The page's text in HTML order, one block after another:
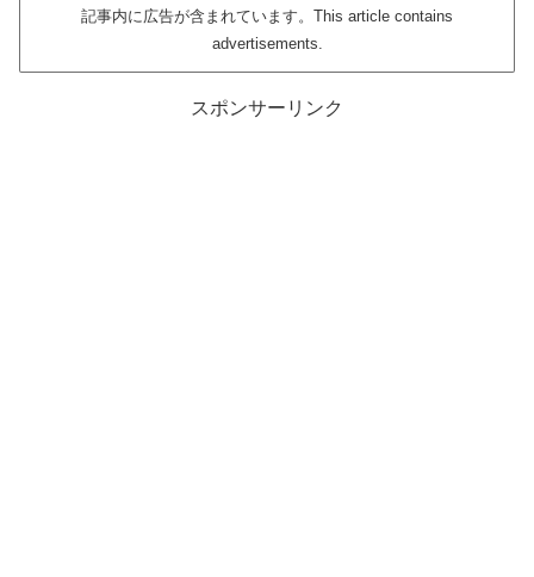
記事内に広告が含まれています。This article contains
advertisements.
スポンサーリンク